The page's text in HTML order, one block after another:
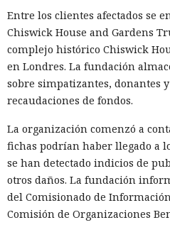
propietario no necesariamente
porque los datos transmitidos
revelan su contenido con
El problema fue detectado por
noruega Mnemonic. La
de Samsung permite publicar
consisten en unas pocas líneas
contenido principal desde un
solo ven una pequeña
todo lo que el servidor enviará
lanzamiento.
Ese diseño de aplicación
Entre los clientes afectados se
Chiswick House and Gardens
complejo histórico Chiswick
en Londres. La fundación
sobre simpatizantes, donantes
recaudaciones de fondos.
La organización comenzó a
fichas podrían haber llegado a
se han detectado indicios de
otros daños. La fundación
del Comisionado de
Comisión de Organizaciones